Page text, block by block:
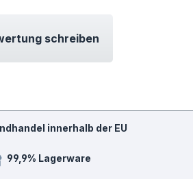
schreiben
innerhalb der EU
99,9% Lagerware